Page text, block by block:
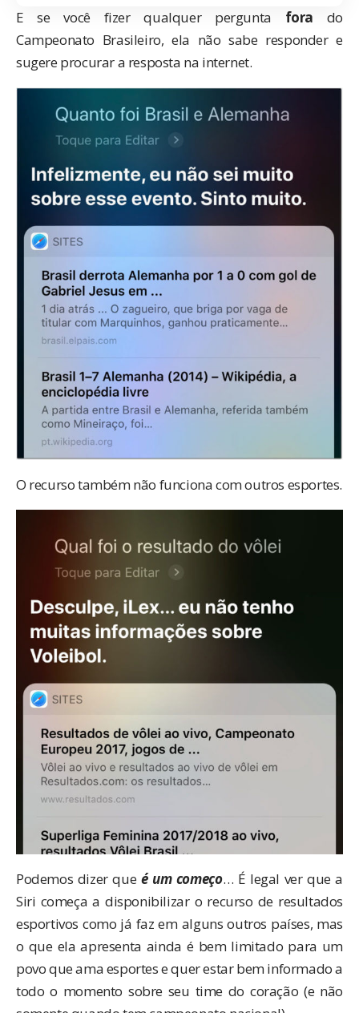
E se você fizer qualquer pergunta fora do
Campeonato Brasileiro, ela não sabe responder e
sugere procurar a resposta na internet.
O recurso também não funciona com outros esportes.
Podemos dizer que é um começo… É legal ver que a
Siri começa a disponibilizar o recurso de resultados
esportivos como já faz em alguns outros países, mas
o que ela apresenta ainda é bem limitado para um
povo que ama esportes e quer estar bem informado a
todo o momento sobre seu time do coração (e não